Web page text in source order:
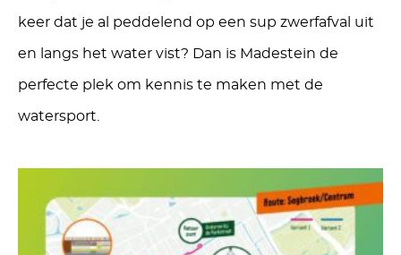
keer dat je al peddelend op een sup zwerfafval uit
en langs het water vist? Dan is Madestein de
perfecte p lek om kennis te maken met de
watersport.